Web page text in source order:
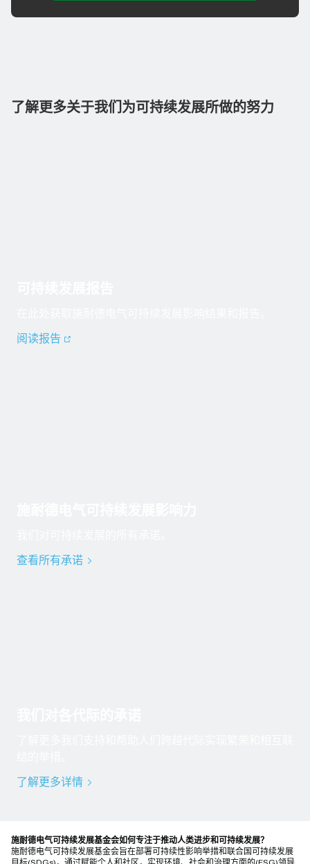
了解更多关于我们为可持续发展所做的努力
阅读报告
查看所有承诺
了解更多详情
施耐德电气可持续发展基金会如何专注于推动人类进步和可持续发展？
施耐德电气可持续发展基金会旨在部署可持续性影响举措和联合国可持续发展